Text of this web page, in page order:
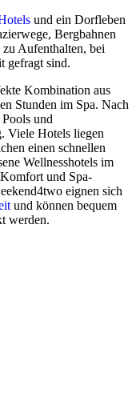
und ein Dorfleben
Bergbahnen
zu Aufenthalten, bei
gefragt sind.
Kombination aus
Stunden im Spa. Nach
und
Viele Hotels liegen
einen schnellen
Wellnesshotels im
und Spa-
eignen sich
und können bequem
werden.